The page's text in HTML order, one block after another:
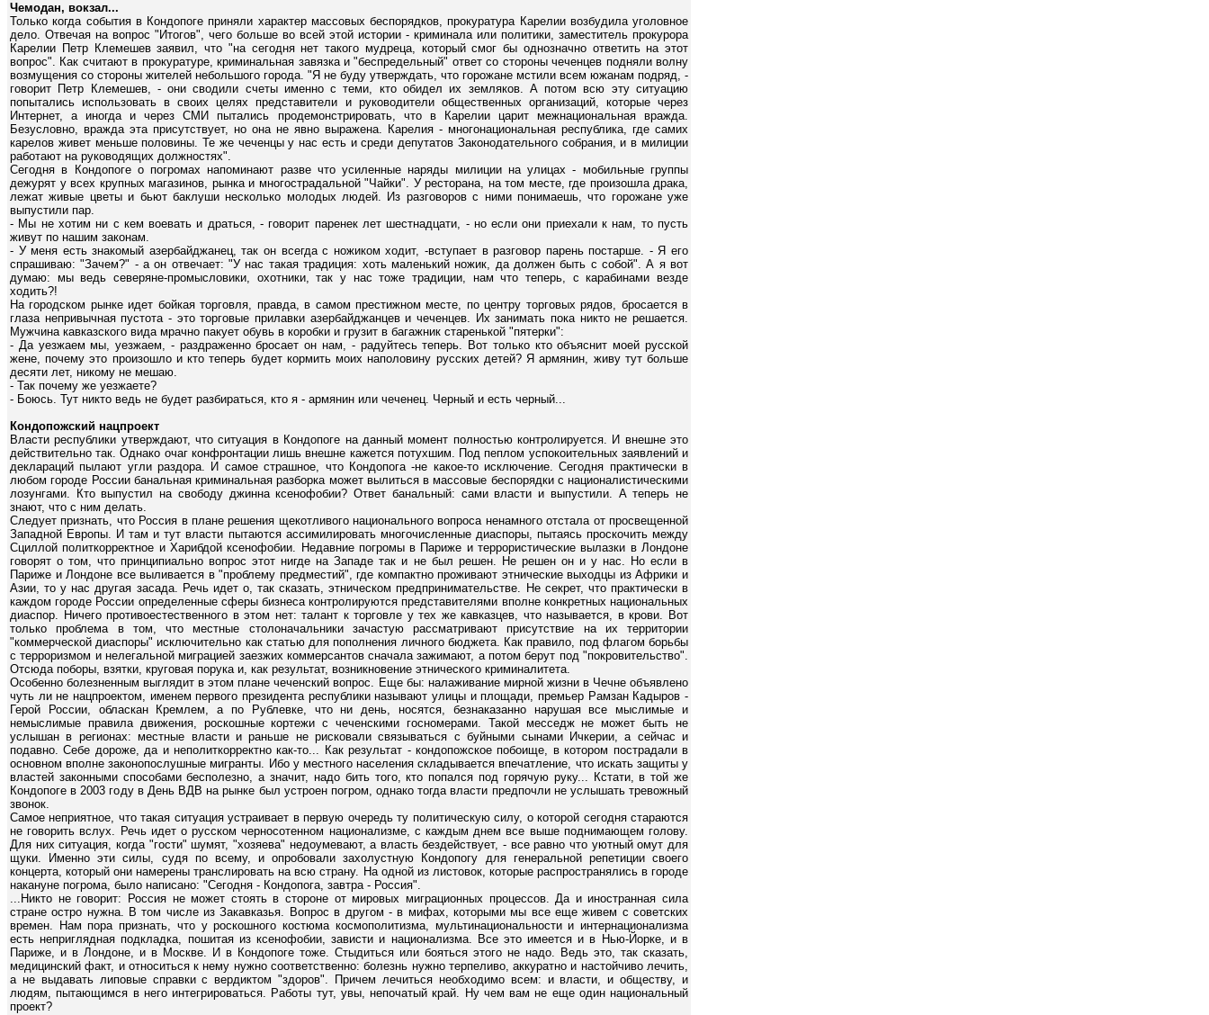
Чемодан, вокзал...
Только когда события в Кондопоге приняли характер массовых беспорядков, прокуратура Карелии возбудила уголовное
дело. Отвечая на вопрос "Итогов", чего больше во всей этой истории - криминала или политики, заместитель прокурора
Карелии Петр Клемешев заявил, что "на сегодня нет такого мудреца, который смог бы однозначно ответить на этот
вопрос". Как считают в прокуратуре, криминальная завязка и "беспредельный" ответ со стороны чеченцев подняли волну
возмущения со стороны жителей небольшого города. "Я не буду утверждать, что горожане мстили всем южанам подряд, -
говорит Петр Клемешев, - они сводили счеты именно с теми, кто обидел их земляков. А потом всю эту ситуацию
попытались использовать в своих целях представители и руководители общественных организаций, которые через
Интернет, а иногда и через СМИ пытались продемонстрировать, что в Карелии царит межнациональная вражда.
Безусловно, вражда эта присутствует, но она не явно выражена. Карелия - многонациональная республика, где самих
карелов живет меньше половины. Те же чеченцы у нас есть и среди депутатов Законодательного собрания, и в милиции
работают на руководящих должностях".
Сегодня в Кондопоге о погромах напоминают разве что усиленные наряды милиции на улицах - мобильные группы
дежурят у всех крупных магазинов, рынка и многострадальной "Чайки". У ресторана, на том месте, где произошла драка,
лежат живые цветы и бьют баклуши несколько молодых людей. Из разговоров с ними понимаешь, что горожане уже
выпустили пар.
- Мы не хотим ни с кем воевать и драться, - говорит паренек лет шестнадцати, - но если они приехали к нам, то пусть
живут по нашим законам.
- У меня есть знакомый азербайджанец, так он всегда с ножиком ходит, -вступает в разговор парень постарше. - Я его
спрашиваю: "Зачем?" - а он отвечает: "У нас такая традиция: хоть маленький ножик, да должен быть с собой". А я вот
думаю: мы ведь северяне-промысловики, охотники, так у нас тоже традиции, нам что теперь, с карабинами везде
ходить?!
На городском рынке идет бойкая торговля, правда, в самом престижном месте, по центру торговых рядов, бросается в
глаза непривычная пустота - это торговые прилавки азербайджанцев и чеченцев. Их занимать пока никто не решается.
Мужчина кавказского вида мрачно пакует обувь в коробки и грузит в багажник старенькой "пятерки":
- Да уезжаем мы, уезжаем, - раздраженно бросает он нам, - радуйтесь теперь. Вот только кто объяснит моей русской
жене, почему это произошло и кто теперь будет кормить моих наполовину русских детей? Я армянин, живу тут больше
десяти лет, никому не мешаю.
- Так почему же уезжаете?
- Боюсь. Тут никто ведь не будет разбираться, кто я - армянин или чеченец. Черный и есть черный...
Кондопожский нацпроект
Власти республики утверждают, что ситуация в Кондопоге на данный момент полностью контролируется. И внешне это
действительно так. Однако очаг конфронтации лишь внешне кажется потухшим. Под пеплом успокоительных заявлений и
деклараций пылают угли раздора. И самое страшное, что Кондопога -не какое-то исключение. Сегодня практически в
любом городе России банальная криминальная разборка может вылиться в массовые беспорядки с националистическими
лозунгами. Кто выпустил на свободу джинна ксенофобии? Ответ банальный: сами власти и выпустили. А теперь не
знают, что с ним делать.
Следует признать, что Россия в плане решения щекотливого национального вопроса ненамного отстала от просвещенной
Западной Европы. И там и тут власти пытаются ассимилировать многочисленные диаспоры, пытаясь проскочить между
Сциллой политкорректное и Харибдой ксенофобии. Недавние погромы в Париже и террористические вылазки в Лондоне
говорят о том, что принципиально вопрос этот нигде на Западе так и не был решен. Не решен он и у нас. Но если в
Париже и Лондоне все выливается в "проблему предместий", где компактно проживают этнические выходцы из Африки и
Азии, то у нас другая засада. Речь идет о, так сказать, этническом предпринимательстве. Не секрет, что практически в
каждом городе России определенные сферы бизнеса контролируются представителями вполне конкретных национальных
диаспор. Ничего противоестественного в этом нет: талант к торговле у тех же кавказцев, что называется, в крови. Вот
только проблема в том, что местные столоначальники зачастую рассматривают присутствие на их территории
"коммерческой диаспоры" исключительно как статью для пополнения личного бюджета. Как правило, под флагом борьбы
с терроризмом и нелегальной миграцией заезжих коммерсантов сначала зажимают, а потом берут под "покровительство".
Отсюда поборы, взятки, круговая порука и, как результат, возникновение этнического криминалитета.
Особенно болезненным выглядит в этом плане чеченский вопрос. Еще бы: налаживание мирной жизни в Чечне объявлено
чуть ли не нацпроектом, именем первого президента республики называют улицы и площади, премьер Рамзан Кадыров -
Герой России, обласкан Кремлем, а по Рублевке, что ни день, носятся, безнаказанно нарушая все мыслимые и
немыслимые правила движения, роскошные кортежи с чеченскими госномерами. Такой месседж не может быть не
услышан в регионах: местные власти и раньше не рисковали связываться с буйными сынами Ичкерии, а сейчас и
подавно. Себе дороже, да и неполиткорректно как-то... Как результат - кондопожское побоище, в котором пострадали в
основном вполне законопослушные мигранты. Ибо у местного населения складывается впечатление, что искать защиты у
властей законными способами бесполезно, а значит, надо бить того, кто попался под горячую руку... Кстати, в той же
Кондопоге в 2003 году в День ВДВ на рынке был устроен погром, однако тогда власти предпочли не услышать тревожный
звонок.
Самое неприятное, что такая ситуация устраивает в первую очередь ту политическую силу, о которой сегодня стараются
не говорить вслух. Речь идет о русском черносотенном национализме, с каждым днем все выше поднимающем голову.
Для них ситуация, когда "гости" шумят, "хозяева" недоумевают, а власть бездействует, - все равно что уютный омут для
щуки. Именно эти силы, судя по всему, и опробовали захолустную Кондопогу для генеральной репетиции своего
концерта, который они намерены транслировать на всю страну. На одной из листовок, которые распространялись в городе
накануне погрома, было написано: "Сегодня - Кондопога, завтра - Россия".
...Никто не говорит: Россия не может стоять в стороне от мировых миграционных процессов. Да и иностранная сила
стране остро нужна. В том числе из Закавказья. Вопрос в другом - в мифах, которыми мы все еще живем с советских
времен. Нам пора признать, что у роскошного костюма космополитизма, мультинациональности и интернационализма
есть неприглядная подкладка, пошитая из ксенофобии, зависти и национализма. Все это имеется и в Нью-Йорке, и в
Париже, и в Лондоне, и в Москве. И в Кондопоге тоже. Стыдиться или бояться этого не надо. Ведь это, так сказать,
медицинский факт, и относиться к нему нужно соответственно: болезнь нужно терпеливо, аккуратно и настойчиво лечить,
а не выдавать липовые справки с вердиктом "здоров". Причем лечиться необходимо всем: и власти, и обществу, и
людям, пытающимся в него интегрироваться. Работы тут, увы, непочатый край. Ну чем вам не еще один национальный
проект?